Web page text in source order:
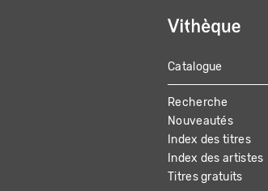
MAIN
Catalogue
Recherche
Nouveautés
Index des titres
Index des artistes
Titres gratuits